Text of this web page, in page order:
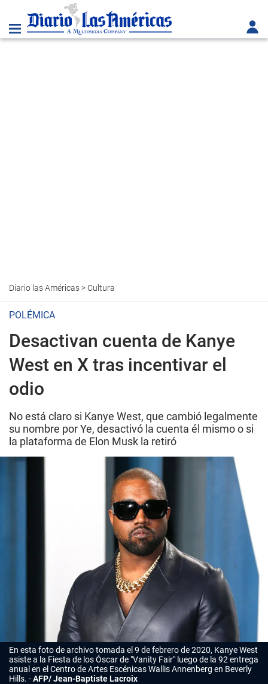
Diario las Américas> Cultura
POLÉMICA
Desactivan cuenta de Kanye
West en X tras incentivar el
odio
No está claro si Kanye West, que cambió legalmente
su nombre por Ye, desactivó la cuenta él mismo o si
la plataforma de Elon Musk la retiró
En esta foto de archivo tomada el 9 de febrero de 2020, Kanye West
asiste a la Fiesta de los Óscar de "Vanity Fair" luego de la 92 entrega
anual en el Centro de Artes Escénicas Wallis Annenberg en Beverly
Hills.
AFP/ Jean-Baptiste Lacroix